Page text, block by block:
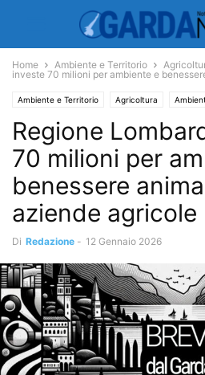
Home Ambiente e Territorio
investe 70 milioni per ambiente e
Ambiente e Territorio Agricoltura
Regione
70 milioni per
benessere
aziende agricole
Di Redazione - 12 Gennaio 2026